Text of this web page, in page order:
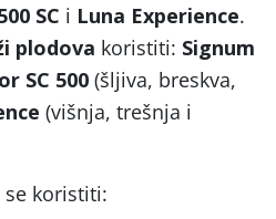
SC i Luna Experience.
plodova koristiti: Signum
SC 500 (šljiva, breskva,
(višnja, trešnja i
se koristiti: